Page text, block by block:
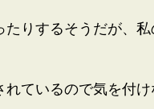
りするそうだが、
ているので気を付け